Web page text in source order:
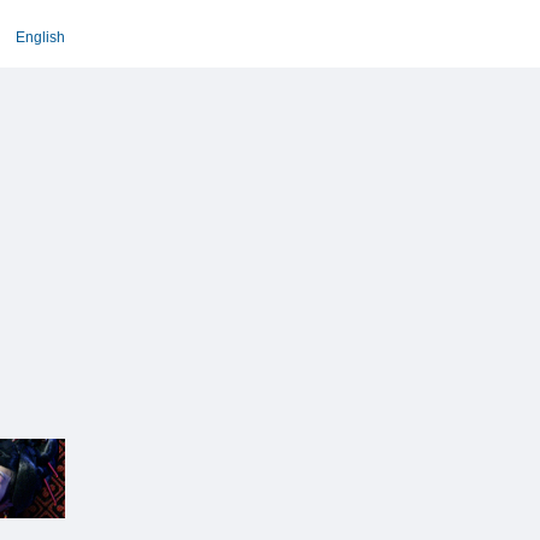
English